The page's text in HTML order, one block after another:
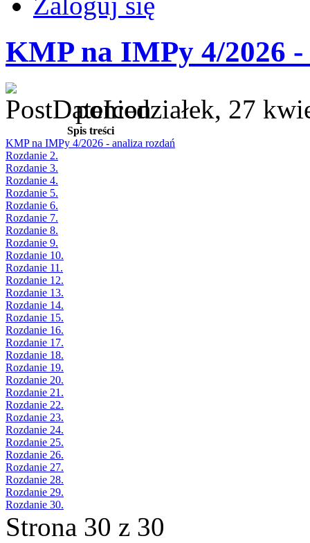
KMP na IMPy 4/2026
poniedziałek, 27
Spis treści
KMP na IMPy 4/2026 - analiza rozdań
Rozdanie 2.
Rozdanie 3.
Rozdanie 4.
Rozdanie 5.
Rozdanie 6.
Rozdanie 7.
Rozdanie 8.
Rozdanie 9.
Rozdanie 10.
Rozdanie 11.
Rozdanie 12.
Rozdanie 13.
Rozdanie 14.
Rozdanie 15.
Rozdanie 16.
Rozdanie 17.
Rozdanie 18.
Rozdanie 19.
Rozdanie 20.
Rozdanie 21.
Rozdanie 22.
Rozdanie 23.
Rozdanie 24.
Rozdanie 25.
Rozdanie 26.
Rozdanie 27.
Rozdanie 28.
Rozdanie 29.
Rozdanie 30.
Strona 30 z 30